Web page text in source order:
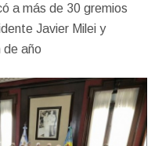
a más de 30 gremios
Javier Milei y
de año